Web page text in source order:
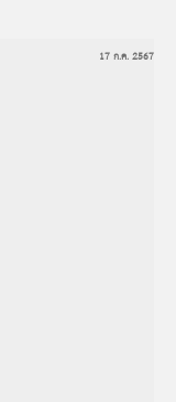
17 ก.ค. 2567